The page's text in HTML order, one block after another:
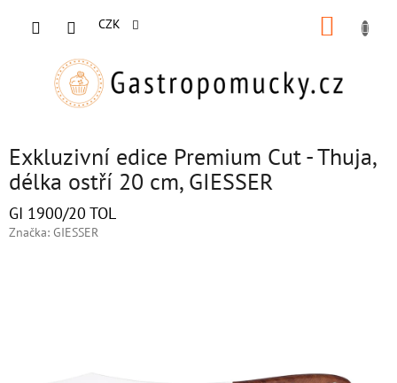
CZK
Exkluzivní edice Premium Cut - Thuja,
délka ostří 20 cm, GIESSER
GI 1900/20 TOL
Značka: GIESSER